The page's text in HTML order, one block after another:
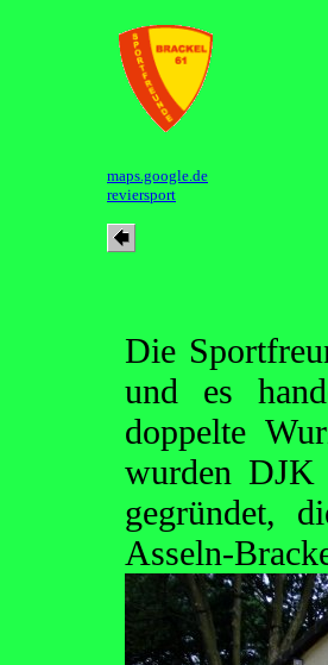
maps.google.de
reviersport
Die
und es
doppelte
wurden DJK
gegründet,
Asseln-